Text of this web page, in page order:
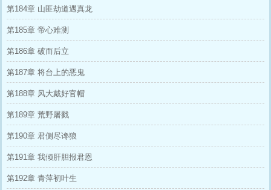
第184章 山匪劫道遇真龙
第185章 帝心难测
第186章 破而后立
第187章 将台上的恶鬼
第188章 风大戴好官帽
第189章 荒野屠戮
第190章 君侧尽谗狼
第191章 我倾肝胆报君恩
第192章 青萍初叶生